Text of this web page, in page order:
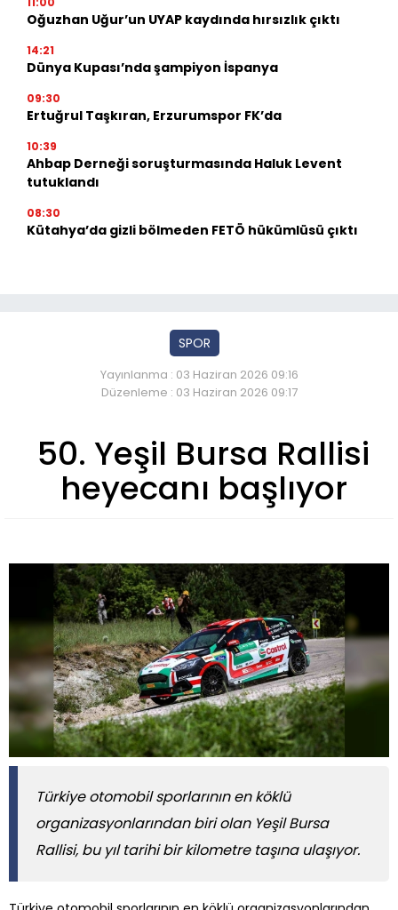
Oğuzhan Uğur’un UYAP kaydında hırsızlık çıktı
14:21
Dünya Kupası’nda şampiyon İspanya
09:30
Ertuğrul Taşkıran, Erzurumspor FK’da
10:39
Ahbap Derneği soruşturmasında Haluk Levent
tutuklandı
08:30
Kütahya’da gizli bölmeden FETÖ hükümlüsü çıktı
SPOR
Yayınlanma : 03 Haziran 2026 09:16
Düzenleme : 03 Haziran 2026 09:17
50. Yeşil Bursa Rallisi
heyecanı başlıyor
Türkiye otomobil sporlarının en köklü
organizasyonlarından biri olan Yeşil Bursa
Rallisi, bu yıl tarihi bir kilometre taşına ulaşıyor.